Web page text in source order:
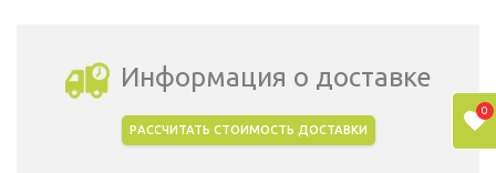
Информация о доставке
РАССЧИТАТЬ СТОИМОСТЬ ДОСТАВКИ
0